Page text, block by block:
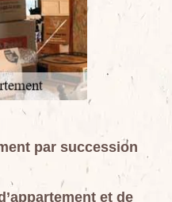
par succession
et de